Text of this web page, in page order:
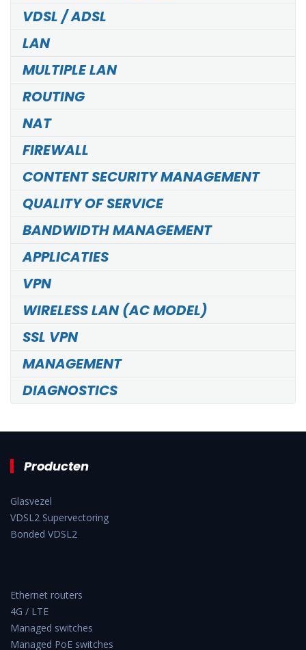
VDSL / ADSL
LAN
MULTIPLE LAN
ROUTING
NAT
FIREWALL
CONTENT SECURITY MANAGEMENT
QUALITY OF SERVICE
BANDWIDTH MANAGEMENT
APPLICATIES
VPN
WIRELESS LAN (AC MODEL)
SSL VPN
MANAGEMENT
DIAGNOSTICS
Producten
Glasvezel
VDSL2 Supervectoring
Bonded VDSL2
Ethernet routers
4G / LTE
Managed switches
Managed PoE switches